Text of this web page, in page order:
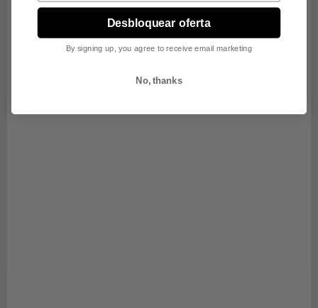
Desbloquear oferta
By signing up, you agree to receive email marketing
No, thanks